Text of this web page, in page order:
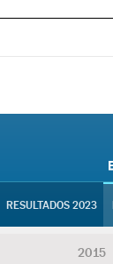
RESULTADOS 2023
2015